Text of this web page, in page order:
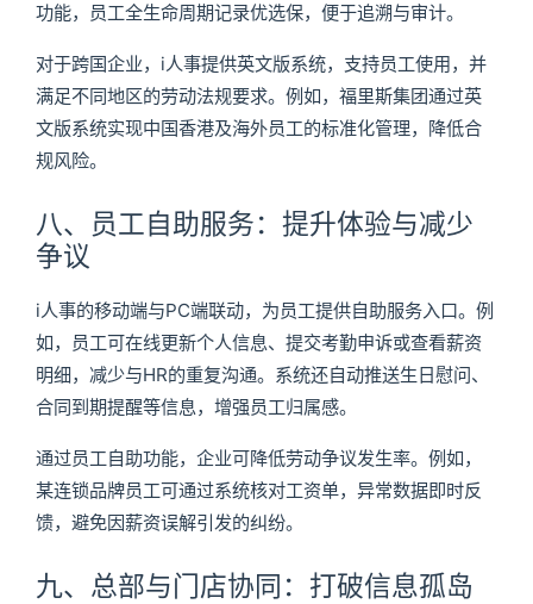
功能，员工全生命周期记录优选保，便于追溯与审计。
对于跨国企业，i人事提供英文版系统，支持员工使用，并
满足不同地区的劳动法规要求。例如，福里斯集团通过英
文版系统实现中国香港及海外员工的标准化管理，降低合
规风险。
八、员工自助服务：提升体验与减少
争议
i人事的移动端与PC端联动，为员工提供自助服务入口。例
如，员工可在线更新个人信息、提交考勤申诉或查看薪资
明细，减少与HR的重复沟通。系统还自动推送生日慰问、
合同到期提醒等信息，增强员工归属感。
通过员工自助功能，企业可降低劳动争议发生率。例如，
某连锁品牌员工可通过系统核对工资单，异常数据即时反
馈，避免因薪资误解引发的纠纷。
九、总部与门店协同：打破信息孤岛